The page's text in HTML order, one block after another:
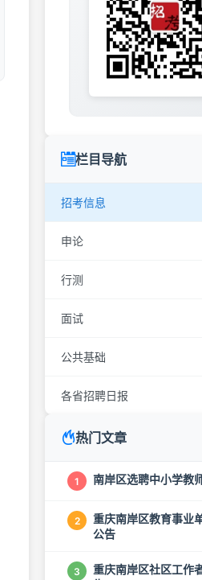
栏目导航
招考信息
申论
行测
面试
公共基础
各省招聘日报
热门文章
1 南岸区选聘中小学教
2
重庆南岸区教育事业
公告
3
重庆南岸区社区工作